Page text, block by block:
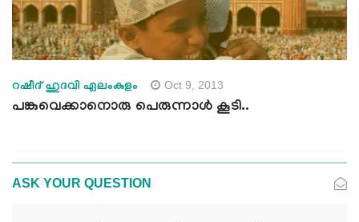
റഷീദ് ഹുദവി ഏലംകുളം Oct 9, 2013
പങ്കുവെക്കാനൊരു പെരുന്നാള്‍ കൂടി..
ASK YOUR QUESTION